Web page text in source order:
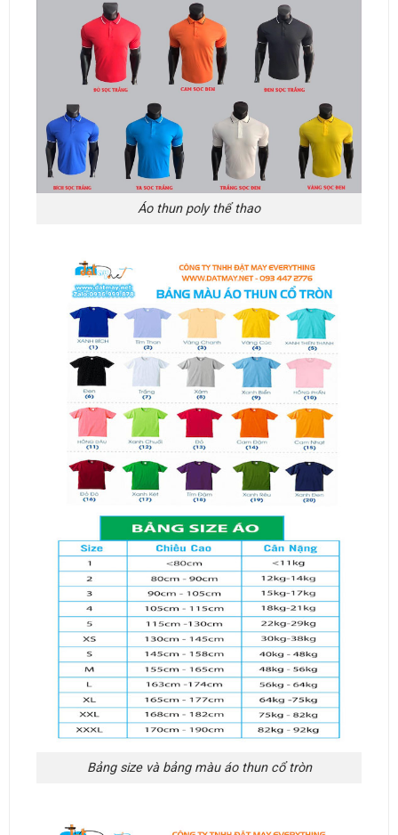
Áo thun poly thể thao
Bảng size và bảng màu áo thun cổ tròn